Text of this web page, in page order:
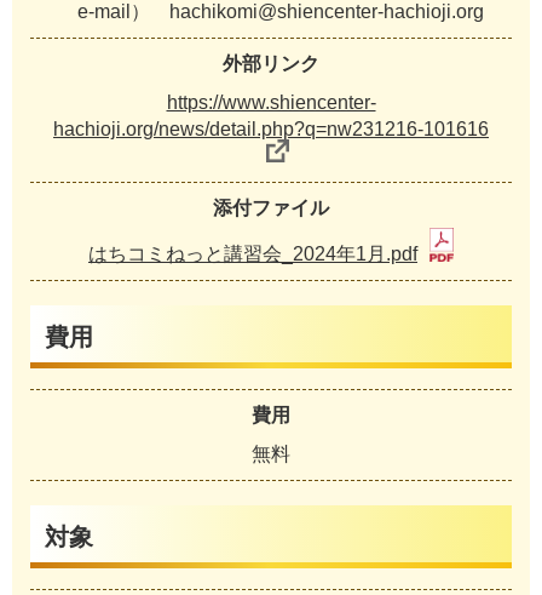
e-mail） hachikomi@shiencenter-hachioji.org
外部リンク
https://www.shiencenter-
hachioji.org/news/detail.php?q=nw231216-101616
添付ファイル
はちコミねっと講習会_2024年1月.pdf
費用
費用
無料
対象